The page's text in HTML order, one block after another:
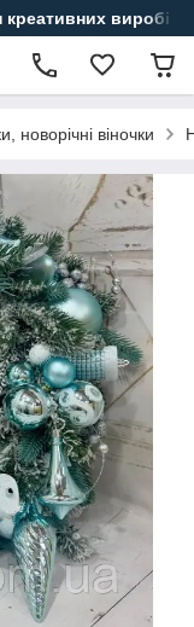
виробів
новорічні віночки